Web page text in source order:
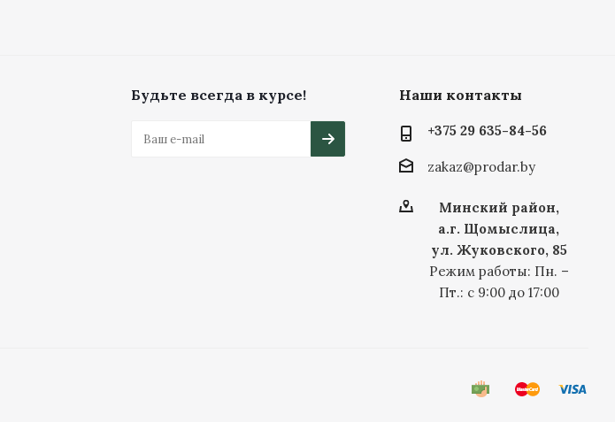
Будьте всегда в курсе! Наши контакты
+375 29 635-84-56
zakaz@prodar.by
Минский район,
а.г. Щомыслица,
ул. Жуковского, 85
Режим работы: Пн. –
Пт.: с 9:00 до 17:00